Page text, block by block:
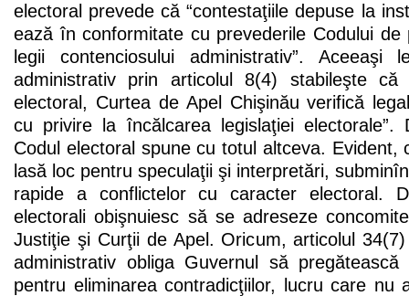
electoral prevede că “contestaţiile depuse la
ează în conformitate cu prevederile Codului de
legii contenciosului administrativ”. Aceeaşi
administrativ prin articolul 8(4) stabileşte că
electoral, Curtea de Apel Chişinău verifică
cu privire la încălcarea legislaţiei
Codul electoral spune cu totul altceva. Evident,
lasă loc pentru speculaţii şi interpretări,
rapide a conflictelor cu caracter electoral.
electorali obişnuiesc să se adreseze
Justiţie şi Curţii de Apel. Oricum, articolul
administrativ obliga Guvernul să pregătească
pentru eliminarea contradicţiilor, lucru care